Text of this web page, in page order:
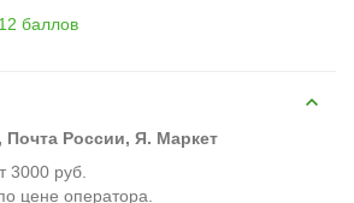
12 баллов
России, Я. Маркет
3000 руб.
цене оператора.